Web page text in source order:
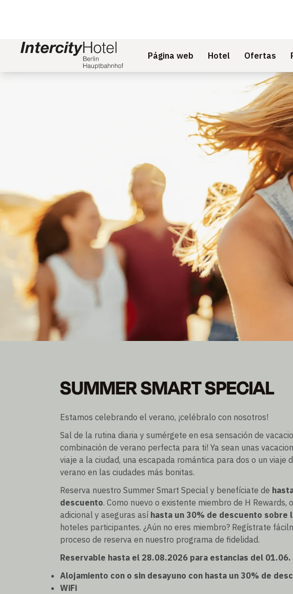
Página web Hotel Ofertas
Hágase socio y ahorre hasta un 30%.
SUMMER SMART SPECIAL
Estamos celebrando el verano, ¡celébralo con nosotros!
Sal de la rutina diaria y sumérgete en esa sensación de
combinación de verano perfecta para ti! Ya sean unas
viaje a la ciudad, una escapada romántica para dos o un viaje
verano en las ciudades más bonitas.
Reserva nuestro Summer Smart Special y benefíciate de
descuento. Como nuevo o existente miembro de H Rewards,
adicional y aseguras así hasta un 30% de descuento
hoteles participantes. ¿Aún no eres miembro? Regístrate
proceso de reserva en nuestro programa de fidelidad.
Reservable hasta el 28.08.2026 para estancias del
Alojamiento con o sin desayuno con hasta un 30% de
WiFi